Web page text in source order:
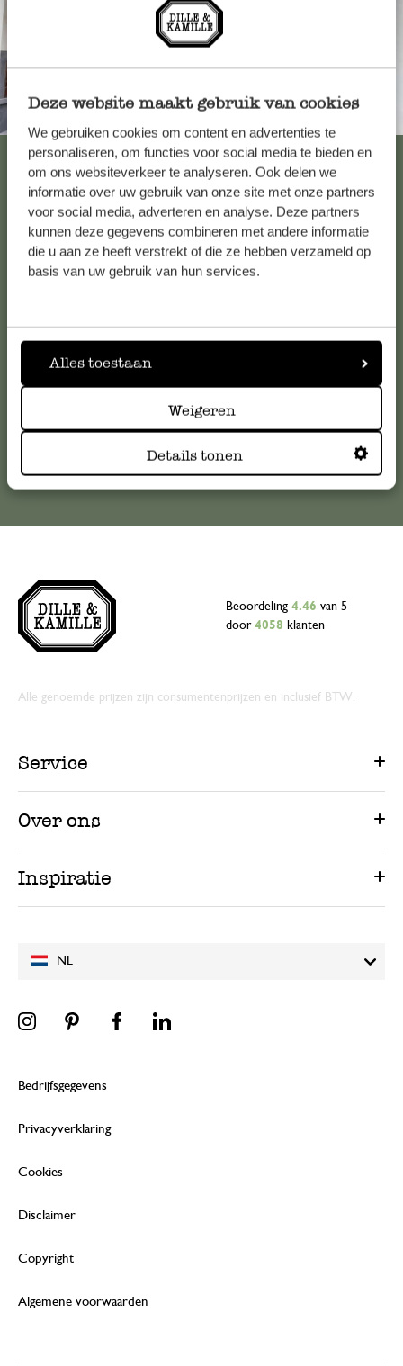
Deze website maakt gebruik van cookies
We gebruiken cookies om content en advertenties te
personaliseren, om functies voor social media te bieden en
om ons websiteverkeer te analyseren. Ook delen we
informatie over uw gebruik van onze site met onze partners
voor social media, adverteren en analyse. Deze partners
kunnen deze gegevens combineren met andere informatie
die u aan ze heeft verstrekt of die ze hebben verzameld op
basis van uw gebruik van hun services.
Alles toestaan
Weigeren
Details tonen
Altijd in de buurt
Bekijk alle 62 winkels
Klantenservice
Voor vragen, tips of hulp kun je contact opnemen met onze
meestgestelde vragen.
Online Klantenservice
NL
Beoordeling 4.46 van 5
door 4058 klanten
Alle genoemde prijzen zijn consumentenprijzen en inclusief BTW.
Service
Over ons
Inspiratie
Bedrijfsgegevens
Privacyverklaring
Cookies
Disclaimer
Copyright
Algemene voorwaarden